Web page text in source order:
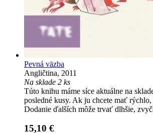
Pevná väzba
Angličtina, 2011
Na sklade 2 ks
Túto knihu máme síce aktuálne na
posledné kusy. Ak ju chcete mať
Dodanie ďalších môže trvať dlhšie,
15,10 €